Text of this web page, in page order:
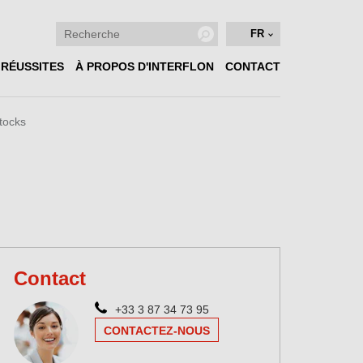
FR
À PROPOS D'INTERFLON CONTACT
Contact
+33 3 87 34 73 95
CONTACTEZ-NOUS